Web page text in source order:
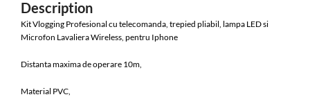
Description
Kit Vlogging Profesional cu telecomanda, trepied pliabil, lampa LED si
Microfon Lavaliera Wireless, pentru Iphone
Distanta maxima de operare 10m,
Material PVC,